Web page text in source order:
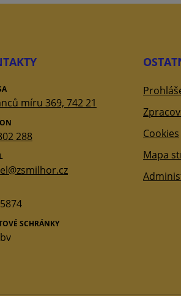
míru 369, 742 21
288
SCHRÁNKY
Cookies
Mapa